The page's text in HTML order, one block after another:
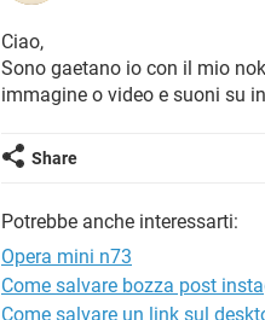
Ciao,
Sono gaetano io con il mio
immagine o video e suoni su
Share
Potrebbe anche interessarti:
Opera mini n73
Come salvare bozza post
Come salvare un link sul